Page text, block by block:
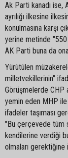
Ak Parti kanadı ise,
ayrılığı ilkesine
konulmasına karşı
yerine metinde "550
AK Parti buna da
Yürütülen
milletvekillerinin"
Görüşmelerde CHP
yemin eden MHP
ifadeler taşıması
"Bu çerçevede tüm
kendilerine verdiği
olmaları gerektiğine